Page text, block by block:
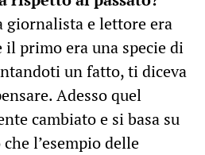
e lettore era
primo era una specie di
un fatto, ti diceva
Adesso quel
cambiato e si basa su
l’esempio delle